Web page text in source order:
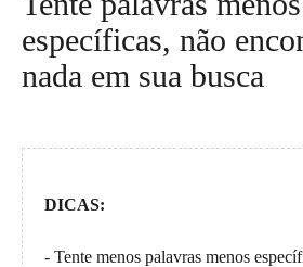
específicas, não
nada em sua busca
DICAS:
- Tente menos palavras menos